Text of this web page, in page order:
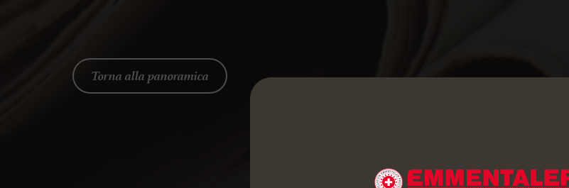
Torna alla panoramica